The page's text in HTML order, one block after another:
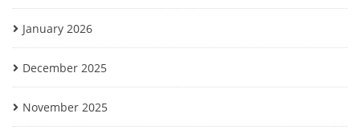
January 2026
December 2025
November 2025